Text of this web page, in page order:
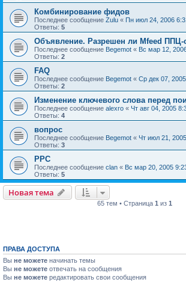
Комбинирование фидов
Последнее сообщение Zulu « Пн июл 24, 2006
Ответы: 5
Объявление. Разрешен ли Mfeed ППЦ-
Последнее сообщение Begemot « Вс мар 12,
Ответы: 2
FAQ
Последнее сообщение Begemot « Ср дек 07,
Ответы: 2
Изменение ключевого слова перед
Последнее сообщение alexro « Чт авг 04, 2005
Ответы: 4
вопрос
Последнее сообщение Begemot « Чт июл 21,
Ответы: 3
PPC
Последнее сообщение clan « Вс мар 20, 2005
Ответы: 5
Новая тема
65 тем • Страница 1 из 1
ПРАВА ДОСТУПА
Вы не можете начинать темы
Вы не можете отвечать на сообщения
Вы не можете редактировать свои сообщения